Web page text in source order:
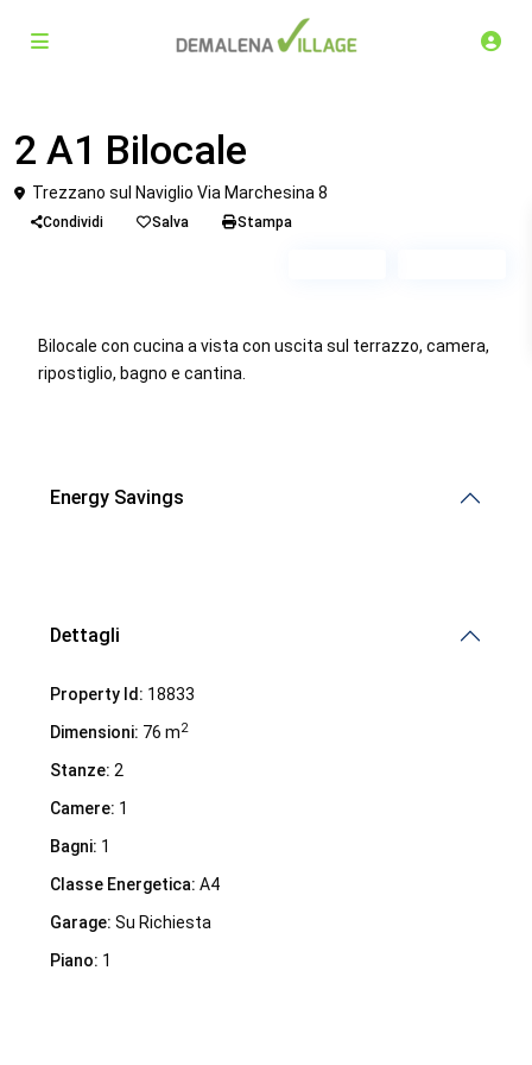
2 A1 Bilocale
Trezzano sul Naviglio Via Marchesina 8
Condividi Salva Stampa
Bilocale con cucina a vista con uscita sul terrazzo, camera,
ripostiglio, bagno e cantina.
Energy Savings
Dettagli
Property Id: 18833
Dimensioni: 76 m2
Stanze: 2
Camere: 1
Bagni: 1
Classe Energetica: A4
Garage: Su Richiesta
Piano: 1